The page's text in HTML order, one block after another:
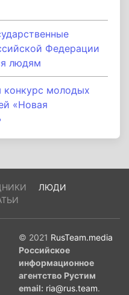
Федерации
людям
конкурс молодых
«Новая
ЛЮДИ
© 2021 RusTeam.media
Российское
информационное
агентство Рустим
email: ria@rus.team.